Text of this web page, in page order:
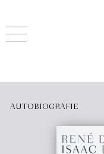
AUTOBIOGRAFIE